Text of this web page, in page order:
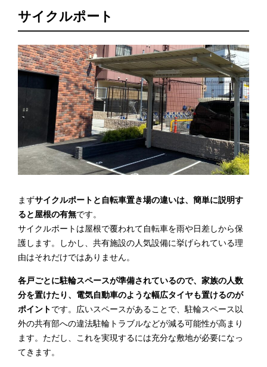
サイクルポート
まずサイクルポートと自転車置き場の違いは、簡単に説明す
ると屋根の有無です。
サイクルポートは屋根で覆われて自転車を雨や日差しから保
護します。しかし、共有施設の人気設備に挙げられている理
由はそれだけではありません。
各戸ごとに駐輪スペースが準備されているので、家族の人数
分を置けたり、電気自動車のような幅広タイヤも置けるのが
ポイントです。広いスペースがあることで、駐輪スペース以
外の共有部への違法駐輪トラブルなどが減る可能性が高まり
ます。ただし、これを実現するには充分な敷地が必要になっ
てきます。